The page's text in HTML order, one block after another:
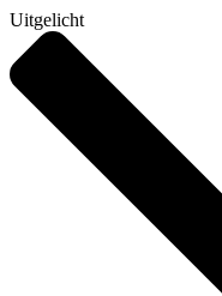
Uitgelicht